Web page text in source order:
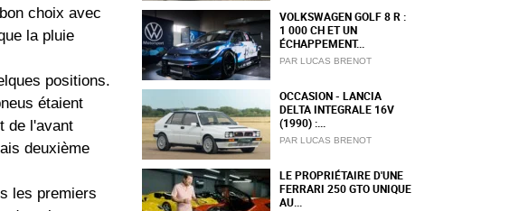
choix avec
la pluie
positions.
étaient
de l'avant
deuxième
les premiers
VOLKSWAGEN GOLF 8 R :
1 000 CH ET UN
ÉCHAPPEMENT...
PAR LUCAS BRENOT
OCCASION - LANCIA
DELTA INTEGRALE 16V
(1990) :...
PAR LUCAS BRENOT
LE PROPRIÉTAIRE D'UNE
FERRARI 250 GTO UNIQUE
AU...